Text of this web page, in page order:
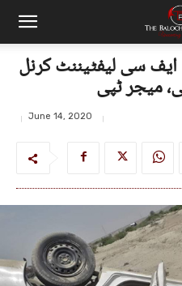
ایف سی لیفٹیننٹ کرنل
میجر ٹپی
June 14, 2020